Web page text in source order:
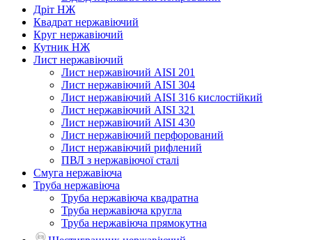
Дріт НЖ
Квадрат нержавіючий
Круг нержавіючий
Кутник НЖ
Лист нержавіючий
Лист нержавіючий AISI 201
Лист нержавіючий AISI 304
Лист нержавіючий AISI 316 кислостійкий
Лист нержавіючий AISI 321
Лист нержавіючий AISI 430
Лист нержавіючий перфорований
Лист нержавіючий рифлений
ПВЛ з нержавіючої сталі
Смуга нержавіюча
Труба нержавіюча
Труба нержавіюча квадратна
Труба нержавіюча кругла
Труба нержавіюча прямокутна